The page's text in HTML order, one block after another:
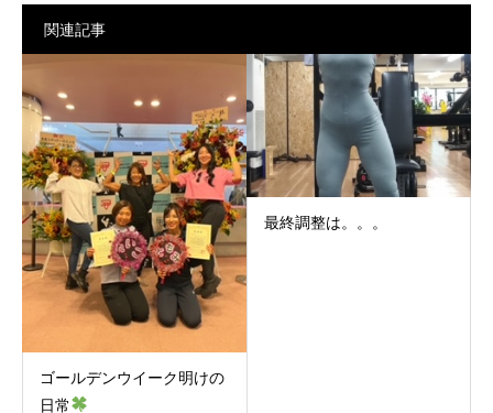
関連記事
ゴールデンウイーク明けの
日常
最終調整は。。。